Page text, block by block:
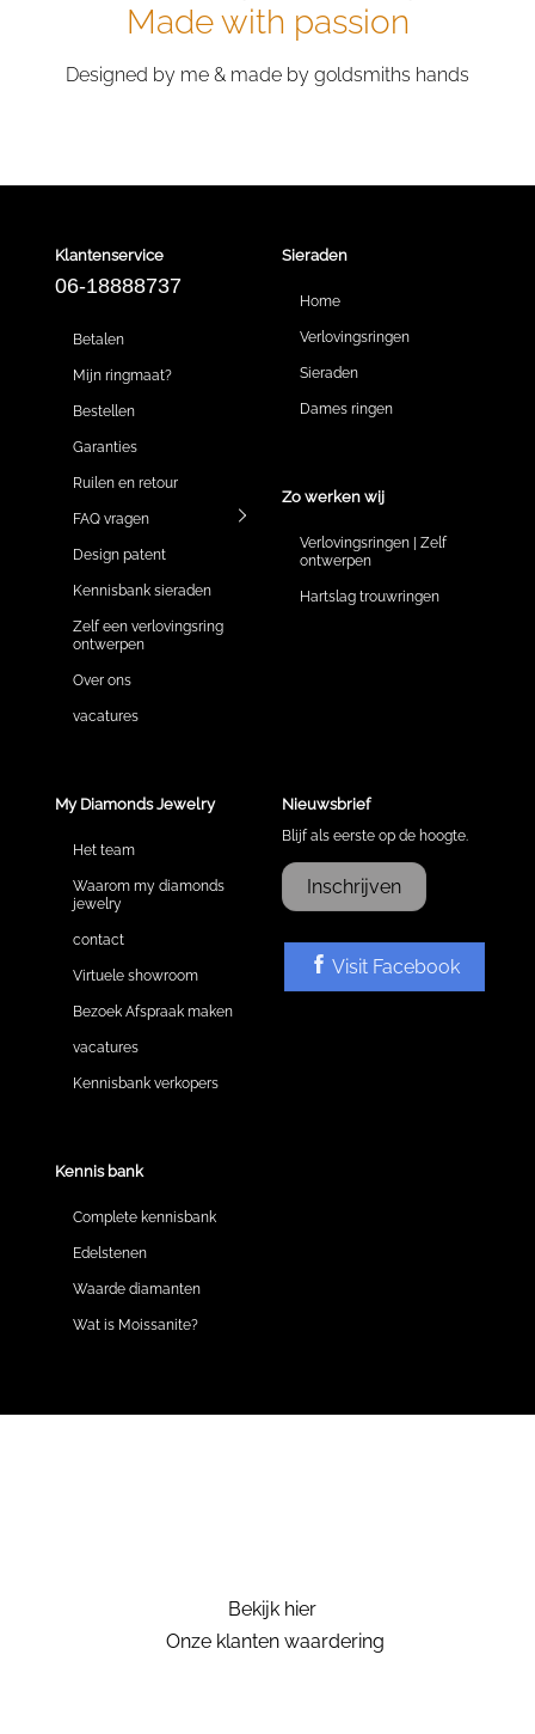
Made with passion
Designed by me & made by goldsmiths hands
Klantenservice
06-18888737
Betalen
Mijn ringmaat?
Bestellen
Garanties
Ruilen en retour
FAQ vragen
Design patent
Kennisbank sieraden
Zelf een verlovingsring
ontwerpen
Over ons
vacatures
Sieraden
Home
Verlovingsringen
Sieraden
Dames ringen
Zo werken wij
Verlovingsringen | Zelf
ontwerpen
Hartslag trouwringen
My Diamonds Jewelry
Het team
Waarom my diamonds
jewelry
contact
Virtuele showroom
Bezoek Afspraak maken
vacatures
Kennisbank verkopers
Kennis bank
Complete kennisbank
Edelstenen
Waarde diamanten
Wat is Moissanite?
Nieuwsbrief
Blijf als eerste op de hoogte.
Inschrijven
Visit Facebook
Bekijk hier
Onze klanten waardering